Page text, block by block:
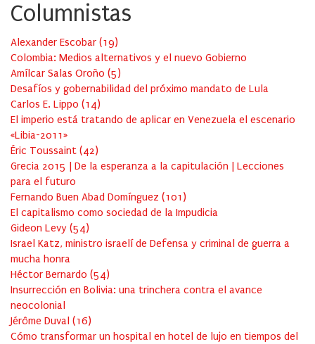
Columnistas
Alexander Escobar (19)
Colombia: Medios alternativos y el nuevo Gobierno
Amílcar Salas Oroño (5)
Desafíos y gobernabilidad del próximo mandato de Lula
Carlos E. Lippo (14)
El imperio está tratando de aplicar en Venezuela el escenario
«Libia-2011»
Éric Toussaint (42)
Grecia 2015 | De la esperanza a la capitulación | Lecciones
para el futuro
Fernando Buen Abad Domínguez (101 )
El capitalismo como sociedad de la Impudicia
Gideon Levy (54)
Israel Katz, ministro israelí de Defensa y criminal de guerra a
mucha honra
Héctor Bernardo (54)
Insurrección en Bolivia: una trinchera contra el avance
neocolonial
Jérôme Duval (16)
Cómo transformar un hospital en hotel de lujo en tiempos del